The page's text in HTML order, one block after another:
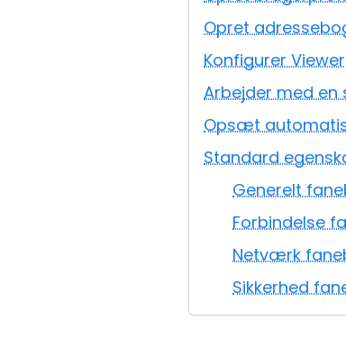
Opret
Konfigurer Viewer
Arbejder med en
Opsæt
Standard
Generelt
Forbindelse
Netværk
Sikkerhed